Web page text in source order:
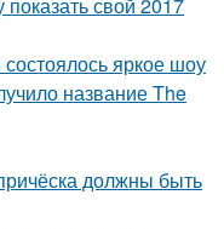
яркое шоу
название The
должны быть